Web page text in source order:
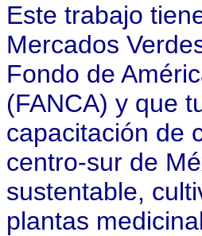
Este trabajo
Mercados
Fondo de
(FANCA) y que
capacitación de
centro-sur de
sustentable,
plantas